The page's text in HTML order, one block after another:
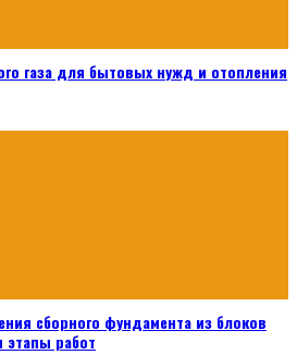
газа для бытовых нужд и отопления
сборного фундамента из блоков
этапы работ